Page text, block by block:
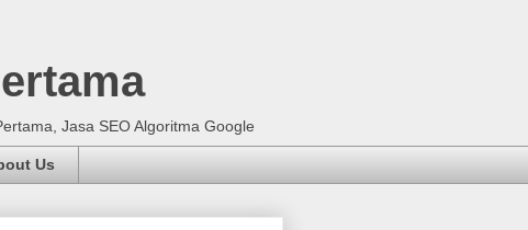
Jasa SEO Algoritma Google
Us